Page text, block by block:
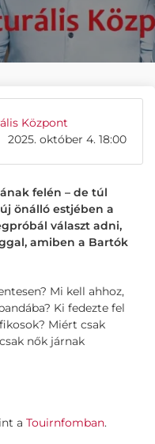
Központ
2025. október 4. 18:00
felén – de túl
önálló estjében a
választ adni,
amiben a Bartók
Mi kell ahhoz,
Ki fedezte fel
Miért csak
nők járnak
a Touirnfomban.